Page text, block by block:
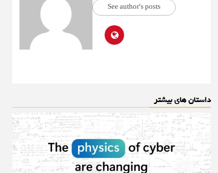
See author's posts
داستان های بیشتر